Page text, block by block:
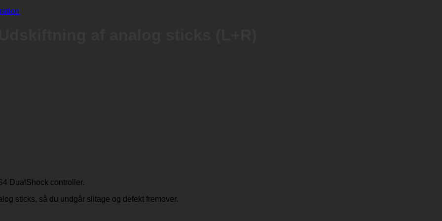
DualShock controller.
sticks, så du undgår slitage og defekt fremover.